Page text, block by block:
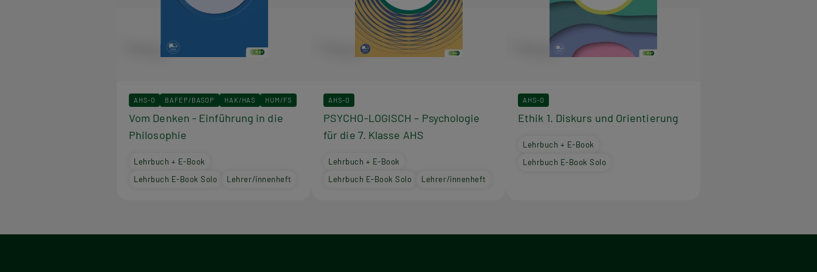
AHS-O BAFEP/BASOP HAK/HAS HUM/FS
Vom Denken - Einführung in die
Philosophie
Lehrbuch + E-Book
Lehrbuch E-Book Solo
Lehrer/innenheft
AHS-O
PSYCHO-LOGISCH – Psychologie
für die 7. Klasse AHS
Lehrbuch + E-Book
Lehrbuch E-Book Solo
Lehrer/innenheft
AHS-O
Ethik 1. Diskurs und Orientierung
Lehrbuch + E-Book
Lehrbuch E-Book Solo